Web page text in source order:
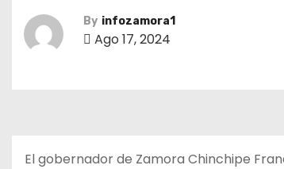
By infozamora1
Ago 17, 2024
El gobernador de Zamora Chinchipe